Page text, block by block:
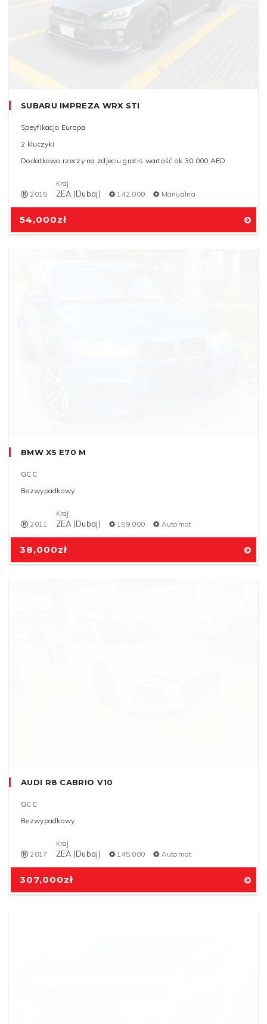
54,000zł
SUBARU IMPREZA WRX STI
Speyfikacja Europa
2 kluczyki
Dodatkowo rzeczy na zdjeciu gratis wartość ok 30.000 AED
2015
Kraj
ZEA (Dubaj) 142,000 Manualna
38,000zł
BMW X5 E70 M
GCC
Bezwypadkowy
2011
Kraj
ZEA (Dubaj) 159,000 Automat
307,000zł
AUDI R8 CABRIO V10
GCC
Bezwypadkowy
2017
Kraj
ZEA (Dubaj) 145,000 Automat